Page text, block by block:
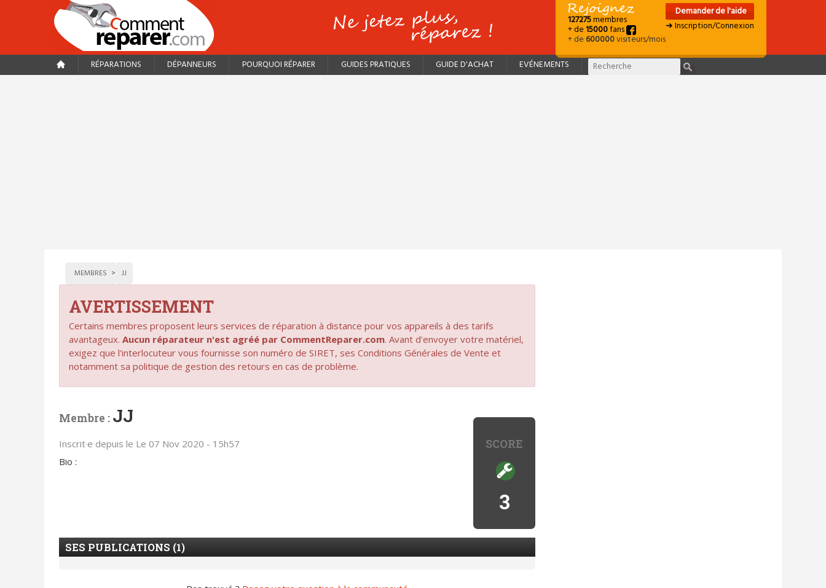
127275membres
+ de15000fans
+ de600000visiteurs/mois
Demander de l'aide
➜ Inscription/Connexion
RÉPARATIONS DÉPANNEURS POURQUOI RÉPARER GUIDES PRATIQUES GUIDE D'ACHAT EVÉNEMENTS
MEMBRES JJ
AVERTISSEMENT
Certains membres proposent leurs services de réparation à distance pour vos appareils à des tarifs
avantageux. Aucun réparateur n'est agréé par CommentReparer.com. Avant d'envoyer votre matériel,
exigez que l'interlocuteur vous fournisse son numéro de SIRET, ses Conditions Générales de Vente et
notamment sa politique de gestion des retours en cas de problème.
SCORE
3
Membre : JJ
Inscrit·e depuis le Le 07 Nov 2020 - 15h57
Bio :
SES PUBLICATIONS (1)